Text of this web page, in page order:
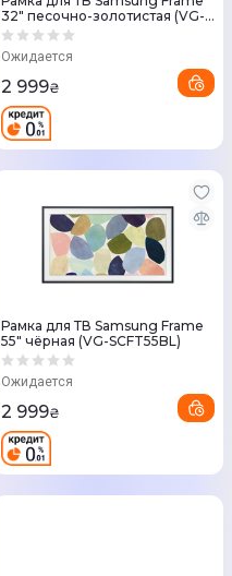
32" песочно-золотистая (VG-
SCFC43SGMRU)
Ожидается
2 999₴
Рамка для ТВ Samsung Frame
55" чёрная (VG-SCFT55BL)
Ожидается
2 999₴